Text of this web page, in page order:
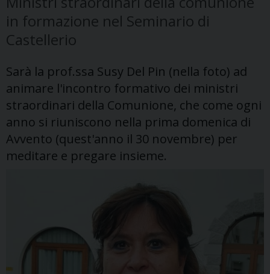
in formazione nel Seminario di
Castellerio
Sarà la prof.ssa Susy Del Pin (nella foto) ad
animare l'incontro formativo dei ministri
straordinari della Comunione, che come ogni
anno si riuniscono nella prima domenica di
Avvento (quest'anno il 30 novembre) per
meditare e pregare insieme.